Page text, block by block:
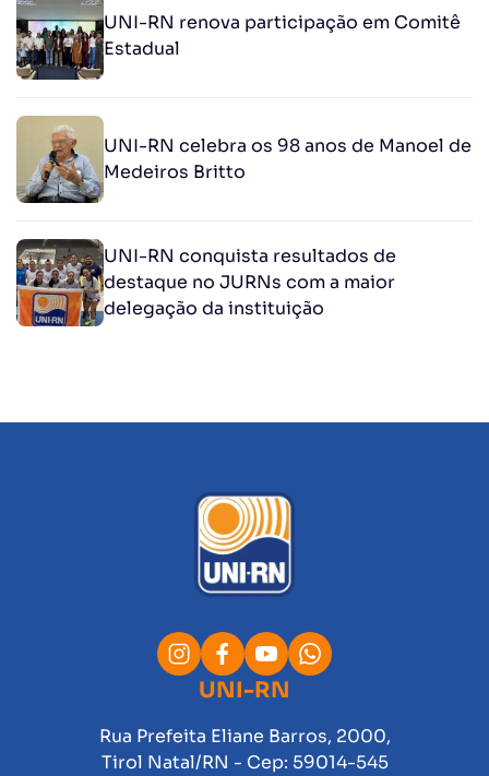
UNI-RN renova participação em Comitê
Estadual
UNI-RN celebra os 98 anos de Manoel de
Medeiros Britto
UNI-RN conquista resultados de
destaque no JURNs com a maior
delegação da instituição
UNI-RN
Rua Prefeita Eliane Barros, 2000,
Tirol Natal/RN - Cep: 59014-545